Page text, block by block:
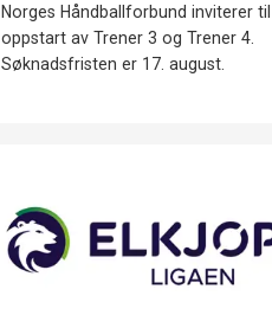
Norges Håndballforbund inviterer
oppstart av Trener 3 og Trener 4.
Søknadsfristen er 17. august.